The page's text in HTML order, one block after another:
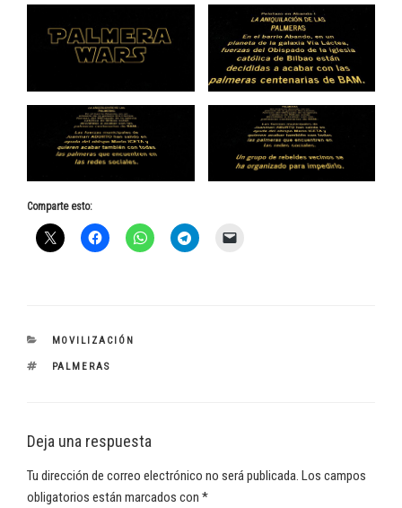
Comparte esto:
CATEGORÍAS
MOVILIZACIÓN
ETIQUETAS
PALMERAS
Deja una respuesta
Tu dirección de correo electrónico no será publicada. Los campos
obligatorios están marcados con *